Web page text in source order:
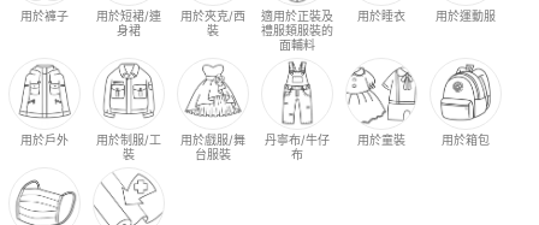
用於褲子
用於短裙/連
身裙
用於夾克/西
裝
適用於正裝及
禮服類服裝的
面輔料
用於睡衣 用於運動服
用於戶外
用於制服/工
裝
用於戲服/舞
台服裝
丹寧布/牛仔
布
用於童裝 用於箱包